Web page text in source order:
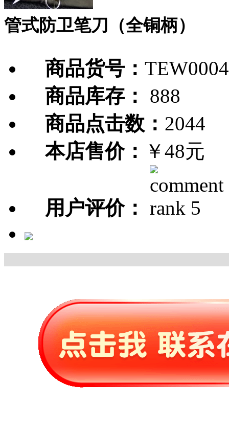
管式防卫笔刀（全铜柄）
商品货号：
商品库存：
888
商品点击数： 2044
本店售价： ￥48元
用户评价：